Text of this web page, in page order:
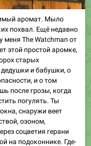
аромат. Мыло
похвал. Ещё недавно
меня The Watchman от
этой простой аромке,
старых
и бабушки, о
и о том
после грозы, когда
погулять. Ты
снаружи веет
озоном,
соцветия герани
на подоконнике. Где-